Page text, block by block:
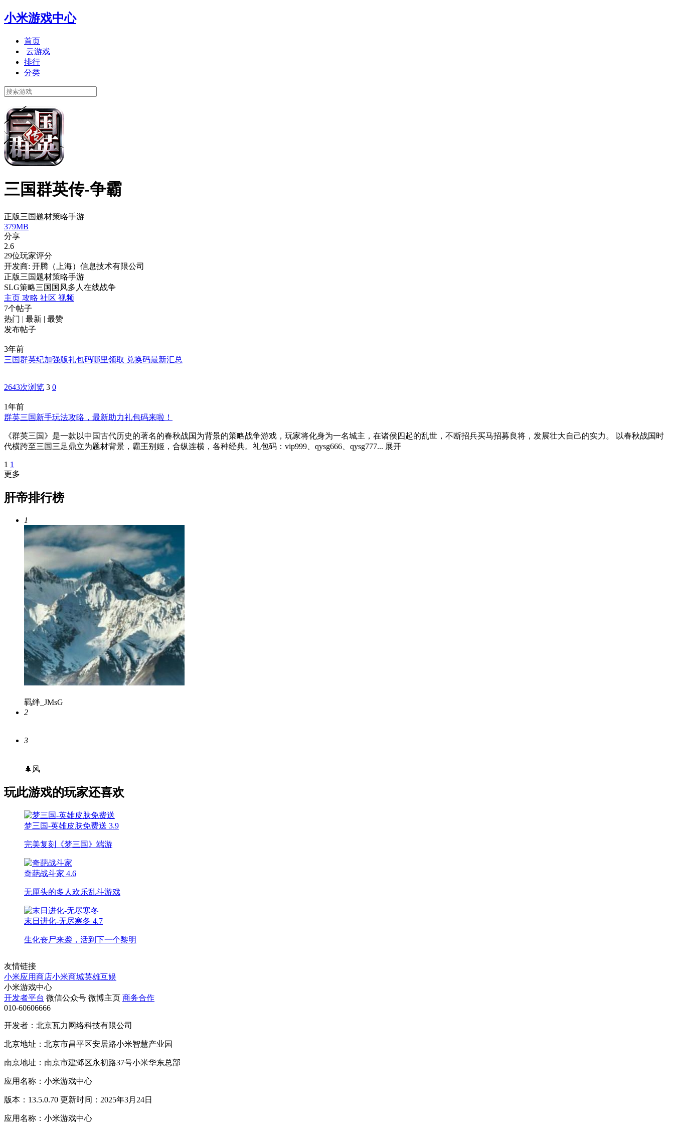
小米游戏中心
首页
云游戏
排行
分类
三国群英传-争霸
正版三国题材策略手游
379MB
分享
2.6
29位玩家评分
开发商: 开腾（上海）信息技术有限公司
正版三国题材策略手游
SLG策略三国 国风多人在线战争
主页 攻略 社区 视频
7个帖子
热门 | 最新 | 最赞
发布帖子
3年前
三国群英纪加强版礼包码哪里领取 兑换码最新汇总
2643次浏览 3 0
1年前
群英三国新手玩法攻略，最新助力礼包码来啦！
《群英三国》是一款以中国古代历史的著名的春秋战国为背景的策略战争游戏，玩家将化身为一名城主，在诸侯四起的乱世，不断招兵买马招募良将，发展壮大自己的实力。 以春秋战国时
代横跨至三国三足鼎立为题材背景，霸王别姬，合纵连横，各种经典。礼包码：vip999、qysg666、qysg777... 展开
1 1
更多
肝帝排行榜
1
羁绊_JMsG
2
3
🌲风
玩此游戏的玩家还喜欢
梦三国-英雄皮肤免费送 3.9
完美复刻《梦三国》端游
奇葩战斗家 4.6
无厘头的多人欢乐乱斗游戏
末日进化-无尽寒冬 4.7
生化丧尸来袭，活到下一个黎明
友情链接
小米应用商店小米商城英雄互娱
小米游戏中心
开发者平台 微信公众号 微博主页 商务合作
010-60606666
开发者：北京瓦力网络科技有限公司
北京地址：北京市昌平区安居路小米智慧产业园
南京地址：南京市建邺区永初路37号小米华东总部
应用名称：小米游戏中心
版本：13.5.0.70 更新时间：2025年3月24日
应用名称：小米游戏中心